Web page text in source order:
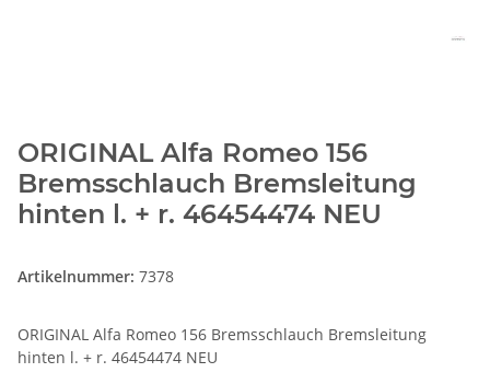
ORIGINAL Alfa Romeo 156
Bremsschlauch Bremsleitung
hinten l. + r. 46454474 NEU
Artikelnummer: 7378
ORIGINAL Alfa Romeo 156 Bremsschlauch Bremsleitung
hinten l. + r. 46454474 NEU